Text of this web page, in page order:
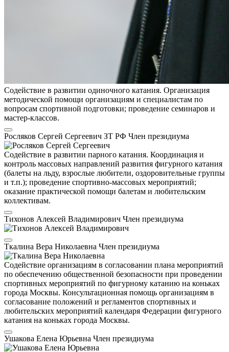
Содействие в развитии одиночного катания. Организация
методической помощи организациям и специалистам по
вопросам спортивной подготовки; проведение семинаров и
мастер-классов.
Росляков Сергей Сергеевич ЗТ РФ Член президиума
Содействие в развитии парного катания. Координация и
контроль массовых направлений развития фигурного катания
(балеты на льду, взрослые любители, оздоровительные группы
и т.п.); проведение спортивно-массовых мероприятий;
оказание практической помощи балетам и любительским
коллективам.
Тихонов Алексей Владимирович Член президиума
Ткалина Вера Николаевна Член президиума
Содействие организациям в согласовании плана мероприятий
по обеспечению общественной безопасности при проведении
спортивных мероприятий по фигурному катанию на коньках
города Москвы. Консультационная помощь организациям в
согласование положений и регламентов спортивных и
любительских мероприятий календаря Федерации фигурного
катания на коньках города Москвы.
Ушакова Елена Юрьевна Член президиума